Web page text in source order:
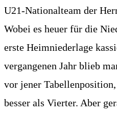
U21-Nationalteam der
Wobei es heuer für die
erste Heimniederlage
vergangenen Jahr blieb
vor jener
besser als Vierter. Aber